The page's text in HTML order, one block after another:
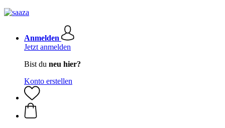
Anmelden
Jetzt anmelden
Bist du neu hier?
Konto erstellen